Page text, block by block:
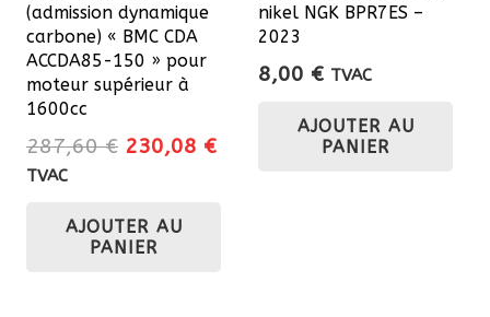
page
produit
(admission dynamique
carbone) « BMC CDA
ACCDA85-150 » pour
moteur supérieur à
1600cc
287,60€ Le
était :
287,60 €.
230,08 €Le
TVAC
AJOUTER AU
PANIER
nikel NGK BPR7ES –
2023
8,00 € TVAC
AJOUTER AU
PANIER